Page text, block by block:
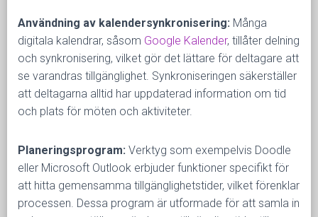
Användning av kalendersynkronisering: Många
digitala kalendrar, såsom Google Kalender, tillåter delning
och synkronisering, vilket gör det lättare för deltagare att
se varandras tillgänglighet. Synkroniseringen säkerställer
att deltagarna alltid har uppdaterad information om tid
och plats för möten och aktiviteter.
Planeringsprogram: Verktyg som exempelvis Doodle
eller Microsoft Outlook erbjuder funktioner specifikt för
att hitta gemensamma tillgänglighetstider, vilket förenklar
processen. Dessa program är utformade för att samla in